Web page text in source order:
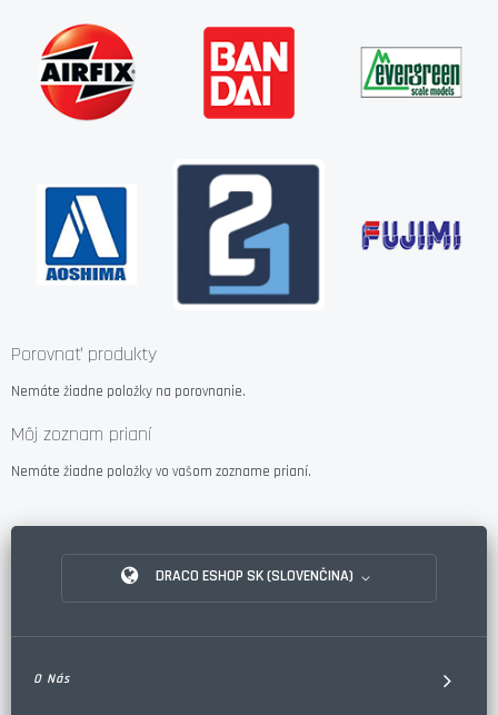
Porovnať produkty
Nemáte žiadne položky na porovnanie.
Môj zoznam prianí
Nemáte žiadne položky vo vašom zozname prianí.
DRACO ESHOP SK (SLOVENČINA)
O Nás